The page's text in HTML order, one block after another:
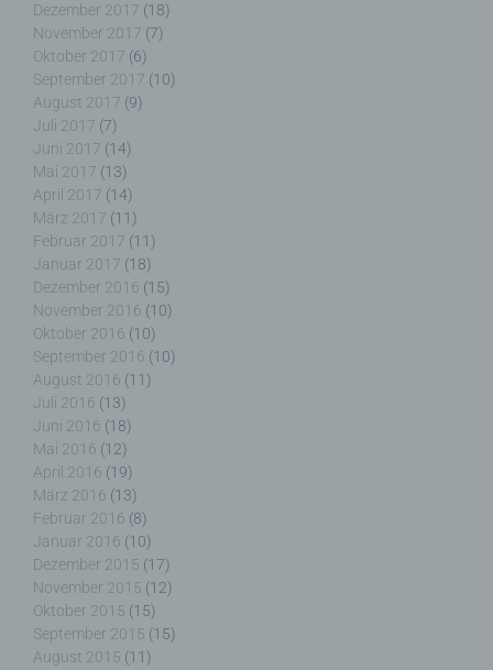
Dezember 2017 (18)
November 2017 (7)
Oktober 2017 (6)
September 2017 (10)
August 2017 (9)
Juli 2017 (7)
Juni 2017 (14)
Mai 2017 (13)
April 2017 (14)
März 2017 (11)
Februar 2017 (11)
Januar 2017 (18)
Dezember 2016 (15)
November 2016 (10)
Oktober 2016 (10)
September 2016 (10)
August 2016 (11)
Juli 2016 (13)
Juni 2016 (18)
Mai 2016 (12)
April 2016 (19)
März 2016 (13)
Februar 2016 (8)
Januar 2016 (10)
Dezember 2015 (17)
November 2015 (12)
Oktober 2015 (15)
September 2015 (15)
August 2015 (11)
Empfänger ist eine natürliche oder juristische
Person, Behörde, Einrichtung oder andere Stelle,
der personenbezogene Daten offengelegt werden,
unabhängig davon, ob es sich bei ihr um einen
Dritten handelt oder nicht. Behörden, die im
Rahmen eines bestimmten Untersuchungsauftrags
nach dem Unionsrecht oder dem Recht der
Mitgliedstaaten möglicherweise
personenbezogene Daten erhalten, gelten jedoch
nicht als Empfänger.
j) Dritter
Dritter ist eine natürliche oder juristische Person,
Behörde, Einrichtung oder andere Stelle außer der
betroffenen Person, dem Verantwortlichen, dem
Auftragsverarbeiter und den Personen, die unter
der unmittelbaren Verantwortung des
Verantwortlichen oder des Auftragsverarbeiters
befugt sind, die personenbezogenen Daten zu
verarbeiten.
k) Einwilligung